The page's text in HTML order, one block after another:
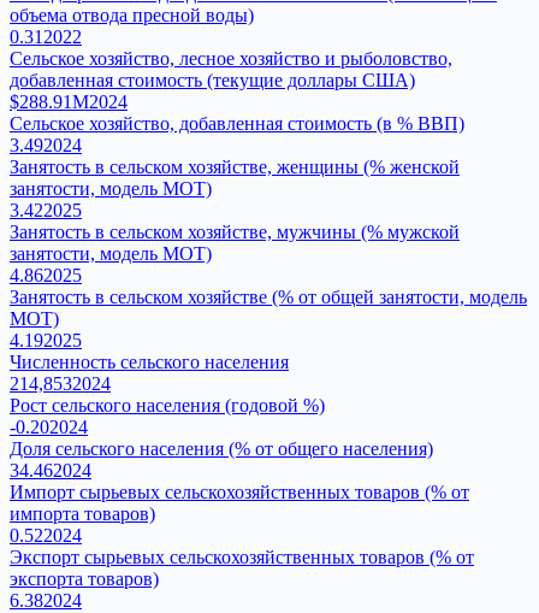
объема отвода пресной воды)
0.31 2022
Сельское хозяйство, лесное хозяйство и рыболовство,
добавленная стоимость (текущие доллары США)
$288.91M2024
Сельское хозяйство, добавленная стоимость (в % ВВП)
3.492024
Занятость в сельском хозяйстве, женщины (% женской
занятости, модель МОТ)
3.422025
Занятость в сельском хозяйстве, мужчины (% мужской
занятости, модель МОТ)
4.862025
Занятость в сельском хозяйстве (% от общей занятости, модель
МОТ)
4.192025
Численность сельского населения
214,8532024
Рост сельского населения (годовой %)
-0.202024
Доля сельского населения (% от общего населения)
34.462024
Импорт сырьевых сельскохозяйственных товаров (% от
импорта товаров)
0.522024
Экспорт сырьевых сельскохозяйственных товаров (% от
экспорта товаров)
6.382024